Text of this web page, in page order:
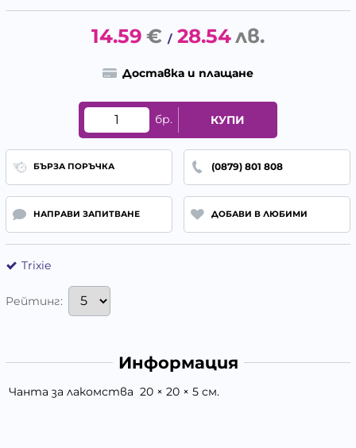
14.59 € / 28.54лв.
Доставка и плащане
бр. КУПИ
БЪРЗА ПОРЪЧКА (0879) 801 808
НАПРАВИ ЗАПИТВАНЕ ДОБАВИ В ЛЮБИМИ
Trixie
Рейтинг:
Информация
Чанта за лакомства 20 × 20 × 5 см.